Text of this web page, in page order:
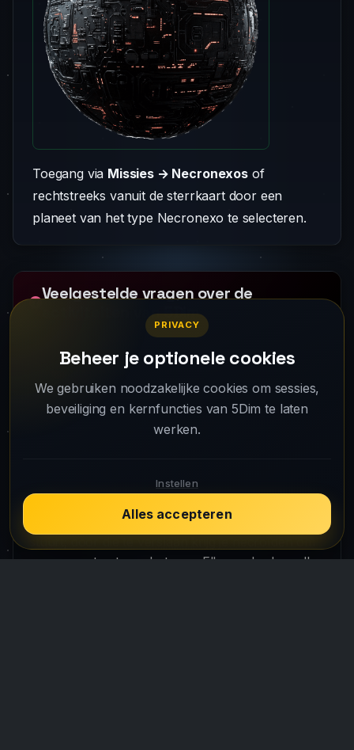
Toegang via Missies → Necronexosof
rechtstreeks vanuit de sterrkaart door een
planeet van het type Necronexo te selecteren.
Veelgestelde vragen over de
activiteiten van 5Dim
Welke activiteiten zijn er naast bouwen en
handelen?
Verkenningen (relikwieën), Expedities, Wekelijkse
Missies, Enclaves, Operaties en Necronexussen,
Wat zijn Necronexussen?
voortbrengen wanneer je de Necronexus-missie
componenten te verbeteren. Elke speler kan elke
PRIVACY
Beheer je optionele cookies
We gebruiken noodzakelijke cookies om sessies,
beveiliging en kernfuncties van 5Dim te laten
werken.
Instellen
Alles accepteren